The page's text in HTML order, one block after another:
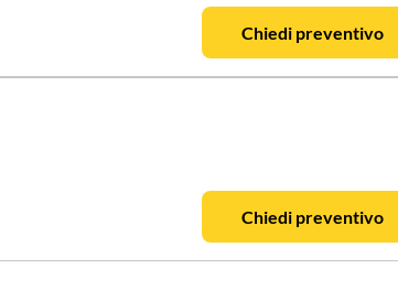
Chiedi preventivo
Chiedi preventivo